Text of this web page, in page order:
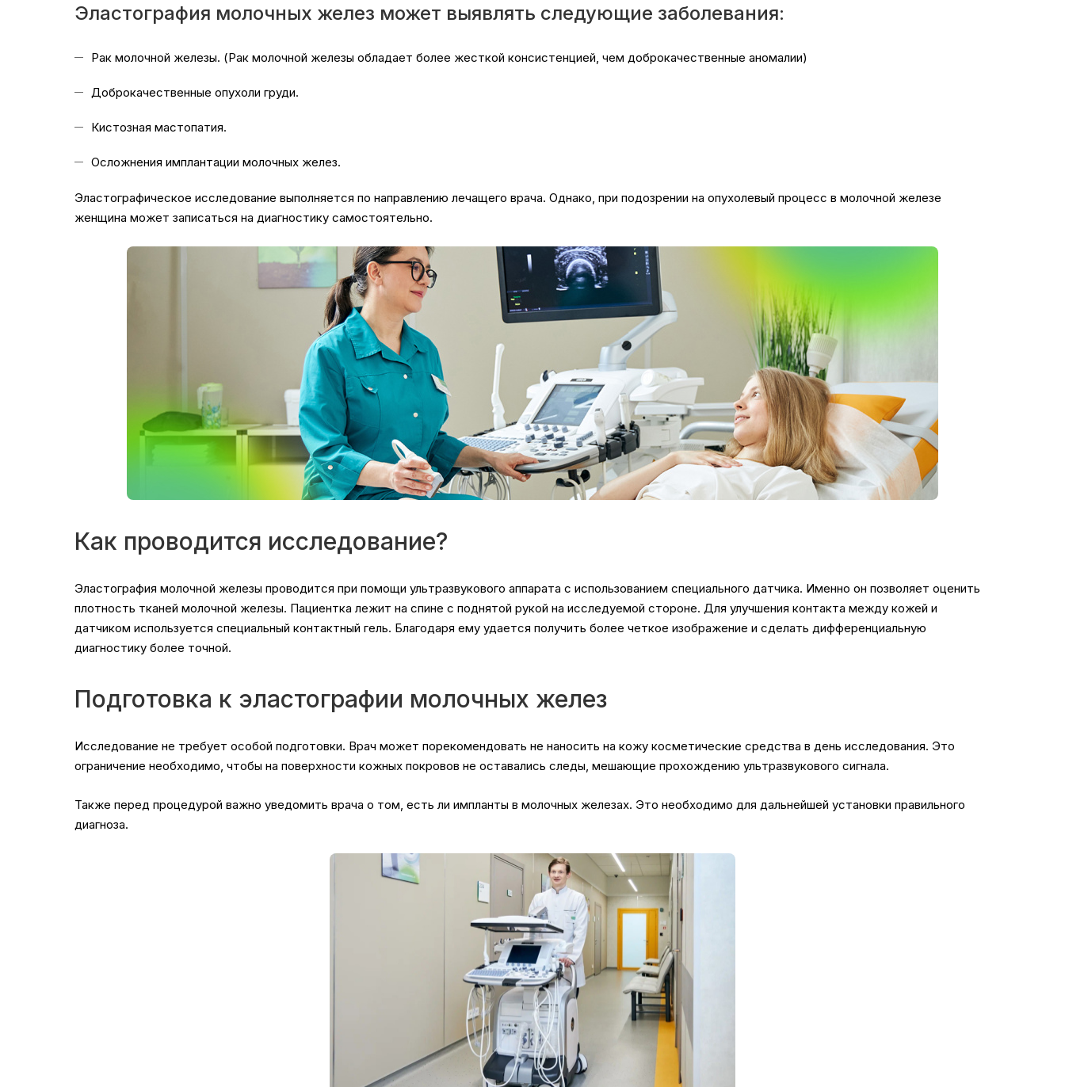
Эластография молочных желез может выявлять следующие заболевания:
Рак молочной железы. (Рак молочной железы обладает более жесткой консистенцией, чем доброкачественные аномалии)
Доброкачественные опухоли груди.
Кистозная мастопатия.
Осложнения имплантации молочных желез.
Эластографическое исследование выполняется по направлению лечащего врача. Однако, при подозрении на опухолевый процесс в молочной железе
женщина может записаться на диагностику самостоятельно.
Как проводится исследование?
Эластография молочной железы проводится при помощи ультразвукового аппарата с использованием специального датчика. Именно он позволяет оценить
плотность тканей молочной железы. Пациентка лежит на спине с поднятой рукой на исследуемой стороне. Для улучшения контакта между кожей и
датчиком используется специальный контактный гель. Благодаря ему удается получить более четкое изображение и сделать дифференциальную
диагностику более точной.
Подготовка к эластографии молочных желез
Исследование не требует особой подготовки. Врач может порекомендовать не наносить на кожу косметические средства в день исследования. Это
ограничение необходимо, чтобы на поверхности кожных покровов не оставались следы, мешающие прохождению ультразвукового сигнала.
Также перед процедурой важно уведомить врача о том, есть ли импланты в молочных железах. Это необходимо для дальнейшей установки правильного
диагноза.